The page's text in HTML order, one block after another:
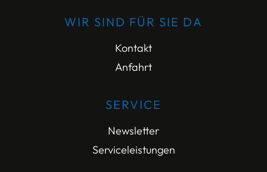
WIR SIND FÜR SIE DA
Kontakt
Anfahrt
SERVICE
Newsletter
Serviceleistungen